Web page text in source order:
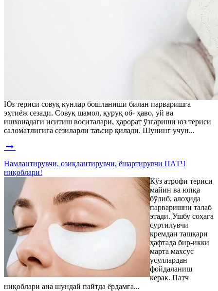
Юз териси совуқ кунлар бошланиши билан парваришга
эҳтиёж сезади. Совуқ шамол, қуруқ об- ҳаво, уй ва
ишхонадаги иситиш воситалари, ҳарорат ўзгариши юз териси
саломатлигига сезиларли таъсир қилади. Шунинг учун...
Намлантирувчи, озиқлантирувчи, ёшартирувчи ПАТЧ
ниқоблари!
Кўз атрофи териси
майин ва юпқа
бўлиб, алоҳида
парваришни талаб
этади. Ушбу соҳага
суртилувчи
кремдан ташқари
ҳафтада бир-икки
марта махсус
усуллардан
фойдаланиш
керак. Патч
ниқоблари ана шундай пайтда ёрдамга...